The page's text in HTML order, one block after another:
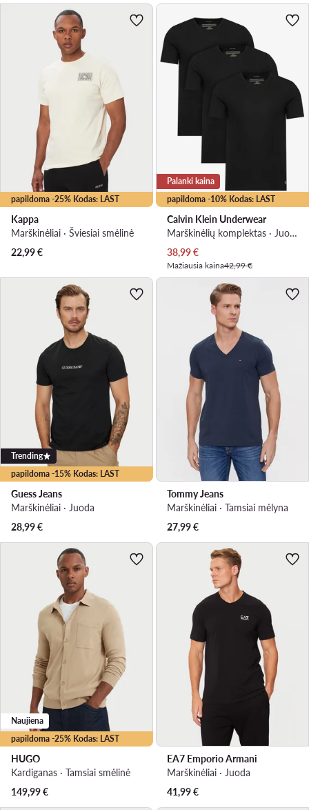
papildoma -25% Kodas: LAST
Kappa
Marškinėliai · Šviesiai smėlinė
22,99€
papildoma -10% Kodas: LAST
Palanki kaina
Calvin Klein Underwear
Marškinėlių komplektas · Juoda
Dabartinė kaina
38,99€
Mažiausia kaina42,99 €
papildoma -15% Kodas: LAST
Trending
Guess Jeans
Marškinėliai · Juoda
28,99€
Tommy Jeans
Marškinėliai · Tamsiai mėlyna
27,99€
papildoma -25% Kodas: LAST
Naujiena
HUGO
Kardiganas · Tamsiai smėlinė
149,99€
EA7 Emporio Armani
Marškinėliai · Juoda
41,99€